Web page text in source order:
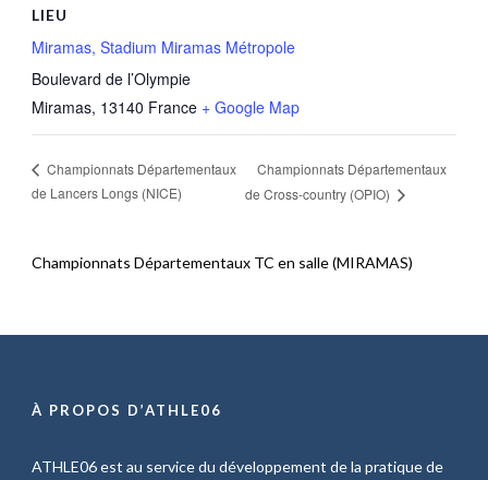
LIEU
Miramas, Stadium Miramas Métropole
Boulevard de l’Olympie
Miramas, 13140 France + Google Map
Championnats Départementaux
de Lancers Longs (NICE)
Championnats Départementaux
de Cross-country (OPIO)
Championnats Départementaux TC en salle (MIRAMAS)
À PROPOS D’ATHLE06
ATHLE06 est au service du développement de la pratique de